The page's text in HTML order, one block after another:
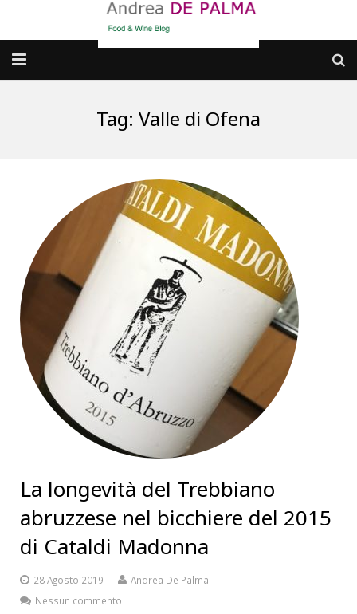
dove MANGIARE
cosa CUCINARE
dove ANDARE
Punti di vista e approfondimenti
Contatti
Tag: Valle di Ofena
La longevità del Trebbiano
abruzzese nel bicchiere del 2015
di Cataldi Madonna
28 Agosto 2019
Andrea De Palma
Nessun commento